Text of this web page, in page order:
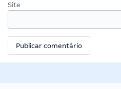
Site